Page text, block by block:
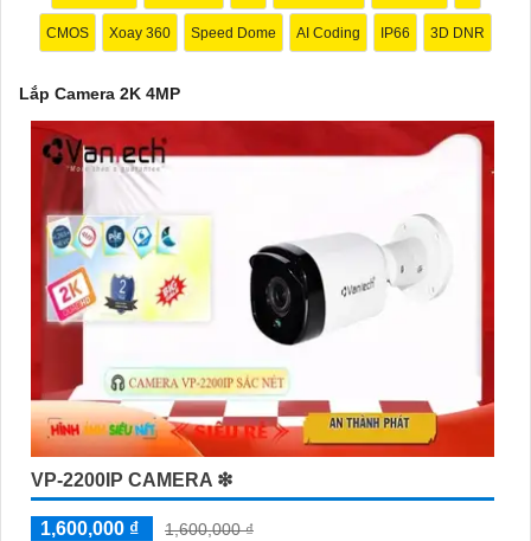
CMOS Xoay 360 Speed Dome AI Coding IP66 3D DNR
Lắp Camera 2K 4MP
VP-2200IP CAMERA ❇
1,600,000 ₫
1,600,000 ₫